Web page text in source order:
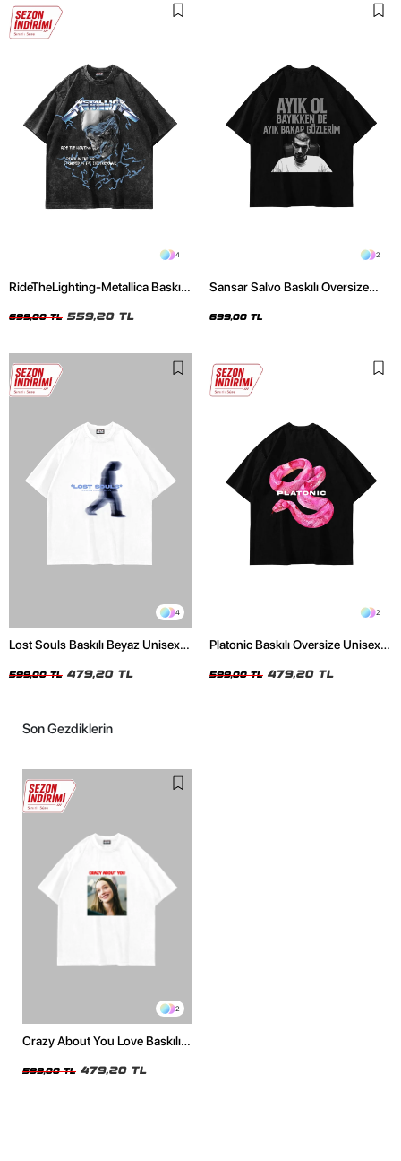
4
RideTheLighting-Metallica Baskılı
Tshirt
699,00 TL 559,20 TL
2
Sansar Salvo Baskılı Oversize
699,00 TL
4
Lost Souls Baskılı Beyaz Unisex
599,00 TL 479,20 TL
2
Platonic Baskılı Oversize Unisex
599,00 TL 479,20 TL
Son Gezdiklerin
2
Crazy About You Love Baskılı
599,00 TL 479,20 TL